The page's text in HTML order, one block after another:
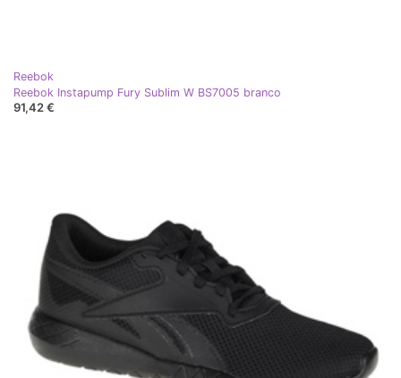
Reebok
Reebok Instapump Fury Sublim W BS7005 branco
91,42 €